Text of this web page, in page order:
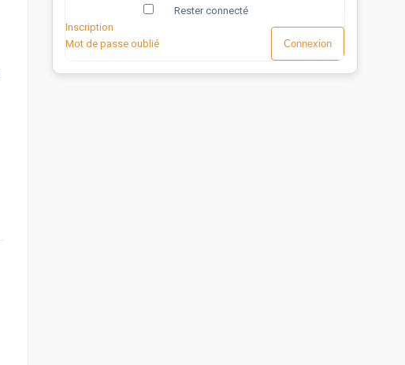
Rester connecté
Connexion
Inscription
Mot de passe oublié